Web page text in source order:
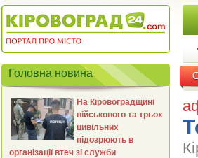
Головна новина
На Кіровоградщині
військового та трьох
цивільних
підозрюють в
організації втеч зі служби